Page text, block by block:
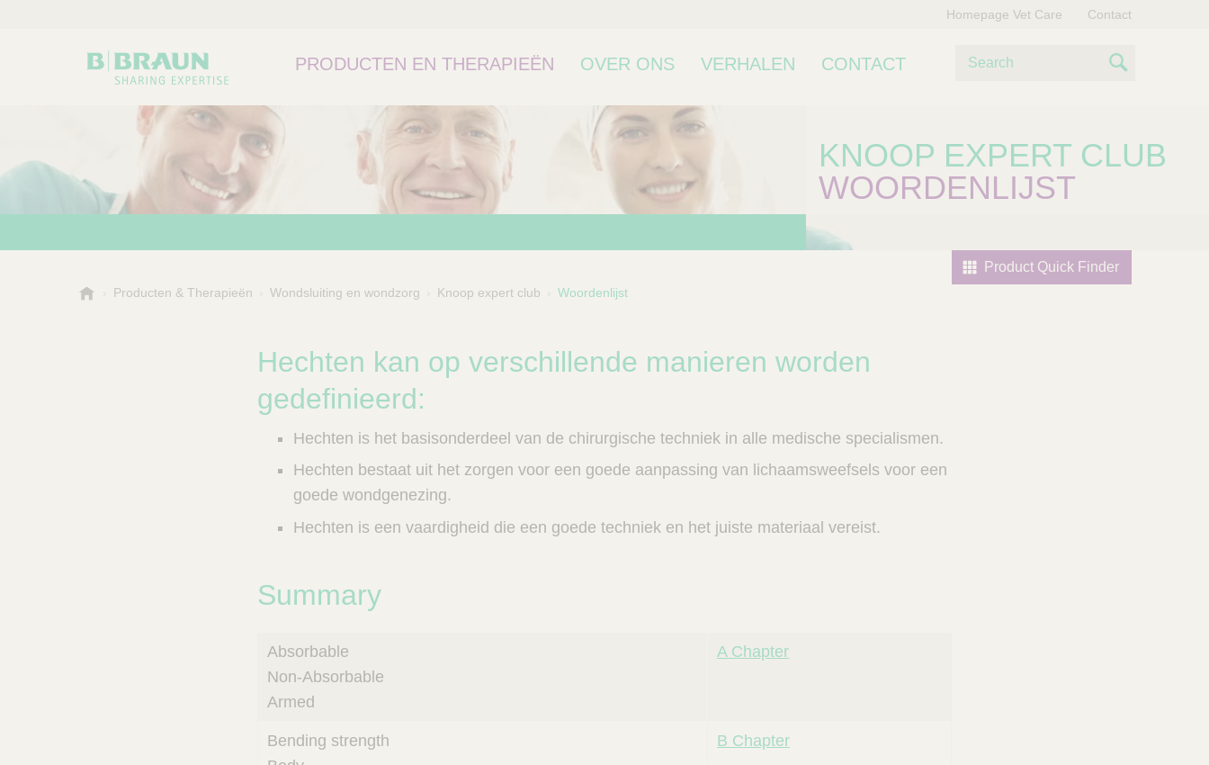
e
n
a
h
PRODUCTEN EN THERAPIEËN OVER ONS VERHALEN CONTACT
Homepage Vet Care Contact
KNOOP EXPERT CLUB
WOORDENLIJST
Product Quick Finder
P
Kies een categorie of subcategorie
Producten & Therapieën Wondsluiting en wondzorg Knoop expert club Woordenlijst
Hechten kan op verschillende manieren worden
gedefinieerd:
Hechten is het basisonderdeel van de chirurgische techniek in alle medische specialismen.
Hechten bestaat uit het zorgen voor een goede aanpassing van lichaamsweefsels voor een
goede wondgenezing.
Hechten is een vaardigheid die een goede techniek en het juiste materiaal vereist.
Summary
Absorbable
Non-Absorbable
Armed
A Chapter
Bending strength
B Chapter